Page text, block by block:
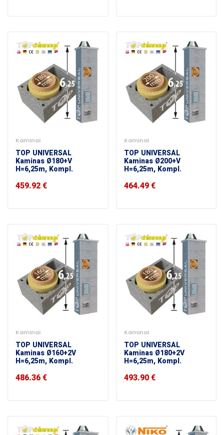
Kaminai
TOP UNIVERSAL
Kaminas Ø180+V
H=6,25m, Kompl.
459.92€
Kaminai
TOP UNIVERSAL
Kaminas Ø200+V
H=6,25m, Kompl.
464.49€
Kaminai
TOP UNIVERSAL
Kaminas Ø160+2V
H=6,25m, Kompl.
486.36€
Kaminai
TOP UNIVERSAL
Kaminas Ø180+2V
H=6,25m, Kompl.
493.90€